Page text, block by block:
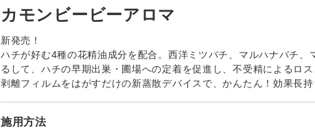
カモンビービーアロマ
新発売！
ハチが好む4種の花精油成分を配合。西洋ミツバチ、マルハナバチ、
るして、ハチの早期出巣・圃場への定着を促進し、不受精によるロス
剥離フィルムをはがすだけの新蒸散デバイスで、かんたん！効果長持
施用方法